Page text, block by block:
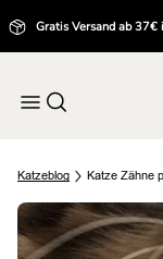
Gratis Versand ab 37€
Katzeblog Katze Zähne